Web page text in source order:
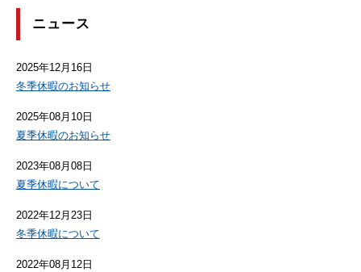
ニュース
2025年12月16日
冬季休暇のお知らせ
2025年08月10日
夏季休暇のお知らせ
2023年08月08日
夏季休暇について
2022年12月23日
冬季休暇について
2022年08月12日